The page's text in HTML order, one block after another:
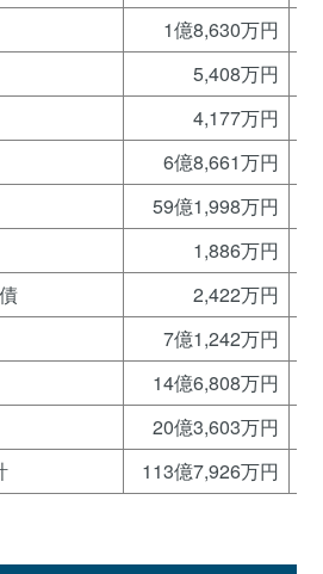
1億8,630万円
5,408万円
4,177万円
6億8,661万円
59億1,998万円
1,886万円
2,422万円
7億1,242万円
14億6,808万円
20億3,603万円
113億7,926万円